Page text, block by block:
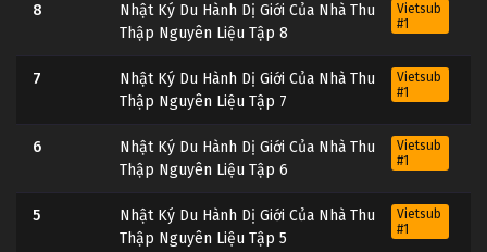
8
Nhật Ký Du Hành Dị Giới Của Nhà Thu
Thập Nguyên Liệu Tập 8
Vietsub
#1
7
Nhật Ký Du Hành Dị Giới Của Nhà Thu
Thập Nguyên Liệu Tập 7
Vietsub
#1
6
Nhật Ký Du Hành Dị Giới Của Nhà Thu
Thập Nguyên Liệu Tập 6
Vietsub
#1
5
Nhật Ký Du Hành Dị Giới Của Nhà Thu
Thập Nguyên Liệu Tập 5
Vietsub
#1